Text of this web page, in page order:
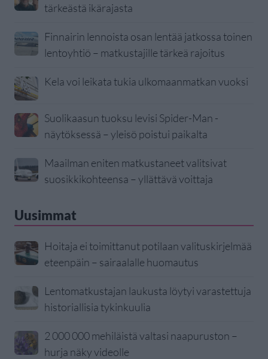
tärkeästä ikärajasta
Finnairin lennoista osan lentää jatkossa toinen
lentoyhtiö – matkustajille tärkeä rajoitus
Kela voi leikata tukia ulkomaanmatkan vuoksi
Suolikaasun tuoksu levisi Spider-Man -
näytöksessä – yleisö poistui paikalta
Maailman eniten matkustaneet valitsivat
suosikkikohteensa – yllättävä voittaja
Uusimmat
Hoitaja ei toimittanut potilaan valituskirjelmää
eteenpäin – sairaalalle huomautus
Lentomatkustajan laukusta löytyi varastettuja
historiallisia tykinkuulia
2 000 000 mehiläistä valtasi naapuruston –
hurja näky videolle